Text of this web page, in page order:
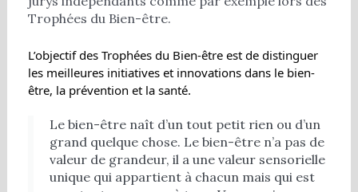
Trophées du Bien-être.
L’objectif des Trophées du Bien-être est de distinguer
les meilleures initiatives et innovations dans le bien-
être, la prévention et la santé.
Le bien-être naît d’un tout petit rien ou d’un
grand quelque chose. Le bien-être n’a pas de
valeur de grandeur, il a une valeur sensorielle
unique qui appartient à chacun mais qui est